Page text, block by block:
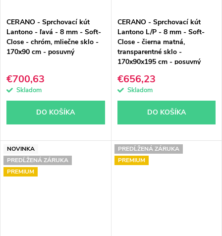
CERANO - Sprchovací kút
Lantono - ľavá - 8 mm - Soft-
Close - chróm, mliečne sklo -
170x90 cm - posuvný
€700,63
Skladom
DO KOŠÍKA
CERANO - Sprchovací kút
Lantono L/P - 8 mm - Soft-
Close - čierna matná,
transparentné sklo -
170x90x195 cm - posuvný
€656,23
Skladom
DO KOŠÍKA
NOVINKA
PREDĹŽENÁ ZÁRUKA
PREMIUM
PREDĹŽENÁ ZÁRUKA
PREMIUM